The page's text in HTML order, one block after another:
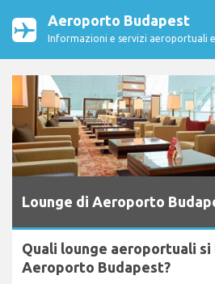
Aeroporto Budapest
Informazioni e servizi aeroportuali
Lounge di Aeroporto
Quali lounge aeroportuali si
Aeroporto Budapest?